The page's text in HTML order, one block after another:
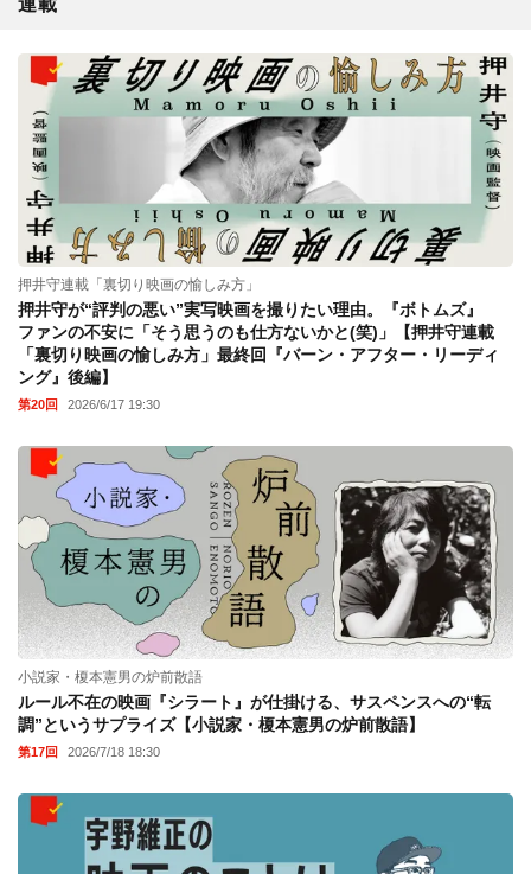
連載
押井守連載「裏切り映画の愉しみ方」
押井守が“評判の悪い”実写映画を撮りたい理由。『ボトムズ』
ファンの不安に「そう思うのも仕方ないかと(笑)」【押井守連載
「裏切り映画の愉しみ方」最終回『バーン・アフター・リーディ
ング』後編】
第20回 2026/6/17 19:30
小説家・榎本憲男の炉前散語
ルール不在の映画『シラート』が仕掛ける、サスペンスへの“転
調”というサプライズ【小説家・榎本憲男の炉前散語】
第17回 2026/7/18 18:30